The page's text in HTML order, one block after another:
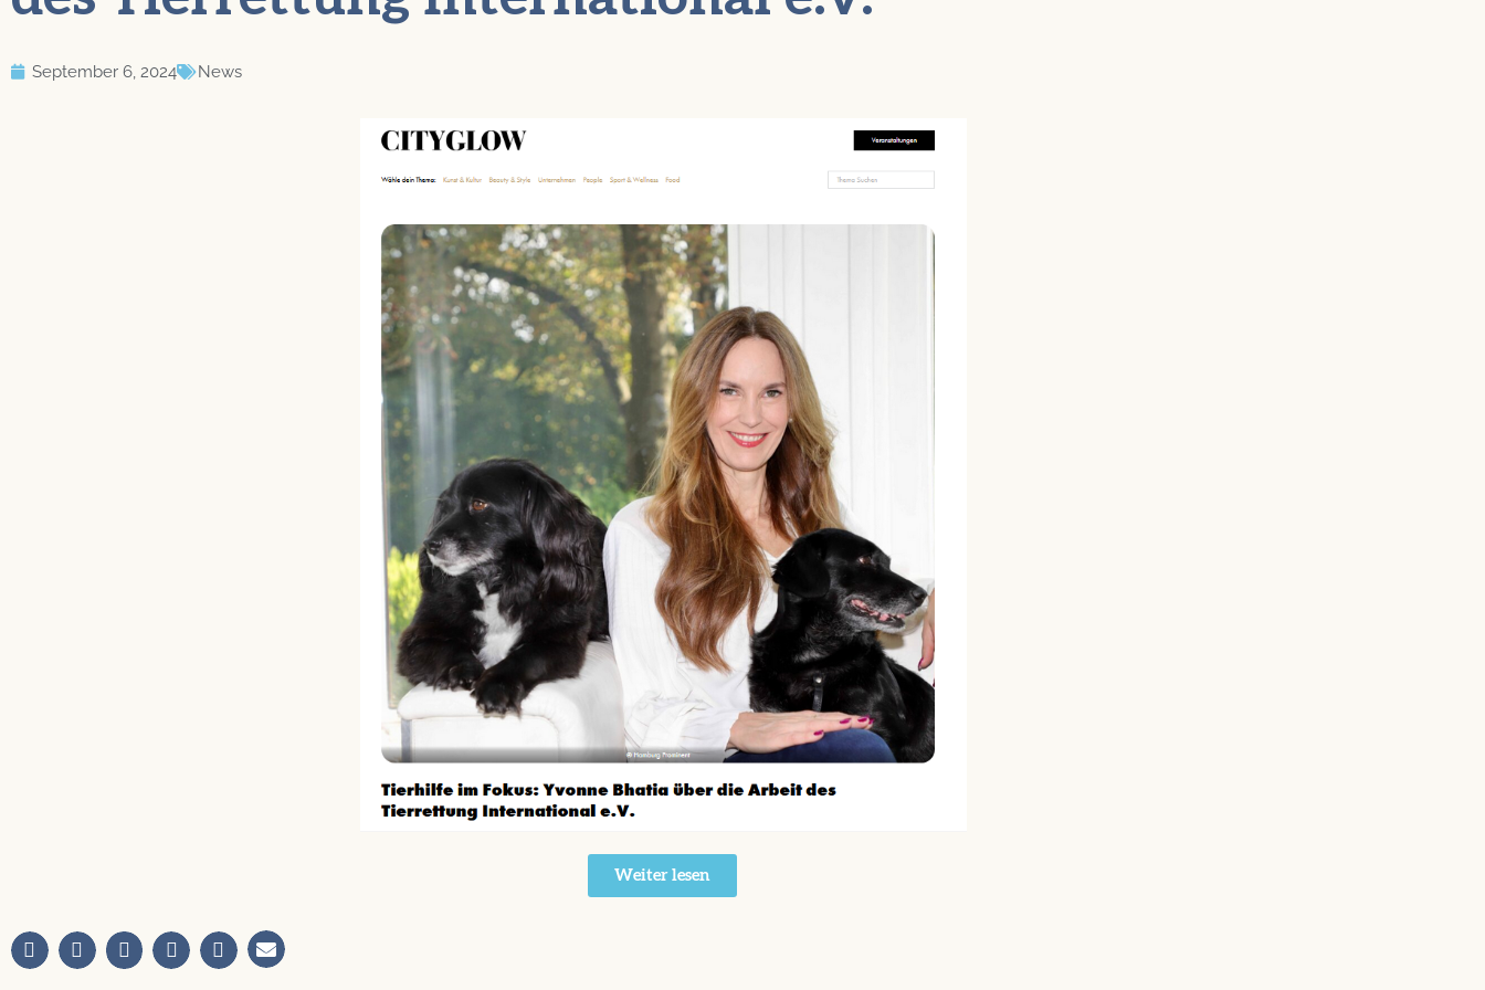
September 6, 2024 News
Weiter lesen